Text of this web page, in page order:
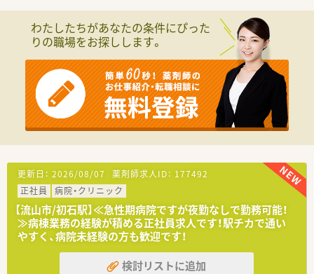
■患者ファーストは勿論のこと、「職員には働きやすさを」も病
院としてかかげております。
■入院患者様の調剤、監査、服薬指導 ※外来は院外処方
■注射セットのみ（混注なし）
■病棟業務あり（センター業務含とローテション制）
■医薬品管理、医薬品情報管理
■訪問業務（在宅患者訪問薬剤管理指導）
≪働き方など≫
■残業はほぼなく、「しっかりと働いて時間で終える」メリハリ
のある働き方が叶います
■土曜は月に1～2回お休みのため、土日休みの週があります
■土曜勤務の週は週休2.5日！趣味や自己研鑽の時間もしっかり
と確保できます
■2次救急の病院ですが、「社員に働きやすさを」を方針として掲
げており、退職者も少ない環境です
わたしたちがあなたの条件にぴった
りの職場をお探しします。
更新日： 2026/08/07 薬剤師求人ID： 177492
正社員
病院・クリニック
【流山市/初石駅】≪急性期病院ですが夜勤なしで勤務可能！
≫病棟業務の経験が積める正社員求人です！駅チカで通い
やすく、病院未経験の方も歓迎です！
検討リストに追加